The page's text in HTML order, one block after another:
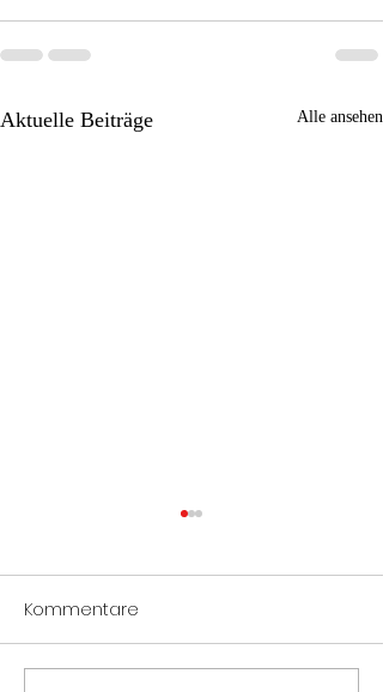
Aktuelle Beiträge Alle ansehen
Kommentare